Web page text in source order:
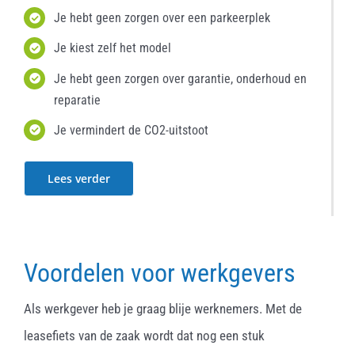
Je hebt geen zorgen over een parkeerplek
Je kiest zelf het model
Je hebt geen zorgen over garantie, onderhoud en
reparatie
Je vermindert de CO2-uitstoot
Lees verder
Voordelen voor werkgevers
Als werkgever heb je graag blije werknemers. Met de
leasefiets van de zaak wordt dat nog een stuk